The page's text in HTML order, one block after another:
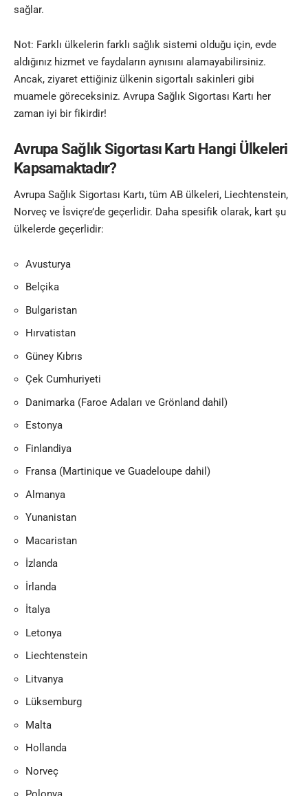
sağlar.
Not: Farklı ülkelerin farklı sağlık sistemi olduğu için, evde
aldığınız hizmet ve faydaların aynısını alamayabilirsiniz.
Ancak, ziyaret ettiğiniz ülkenin sigortalı sakinleri gibi
muamele göreceksiniz. Avrupa Sağlık Sigortası Kartı her
zaman iyi bir fikirdir!
Avrupa Sağlık Sigortası Kartı Hangi Ülkeleri
Kapsamaktadır?
Avrupa Sağlık Sigortası Kartı, tüm AB ülkeleri, Liechtenstein,
Norveç ve İsviçre’de geçerlidir. Daha spesifik olarak, kart şu
ülkelerde geçerlidir:
Avusturya
Belçika
Bulgaristan
Hırvatistan
Güney Kıbrıs
Çek Cumhuriyeti
Danimarka (Faroe Adaları ve Grönland dahil)
Estonya
Finlandiya
Fransa (Martinique ve Guadeloupe dahil)
Almanya
Yunanistan
Macaristan
İzlanda
İrlanda
İtalya
Letonya
Liechtenstein
Litvanya
Lüksemburg
Malta
Hollanda
Norveç